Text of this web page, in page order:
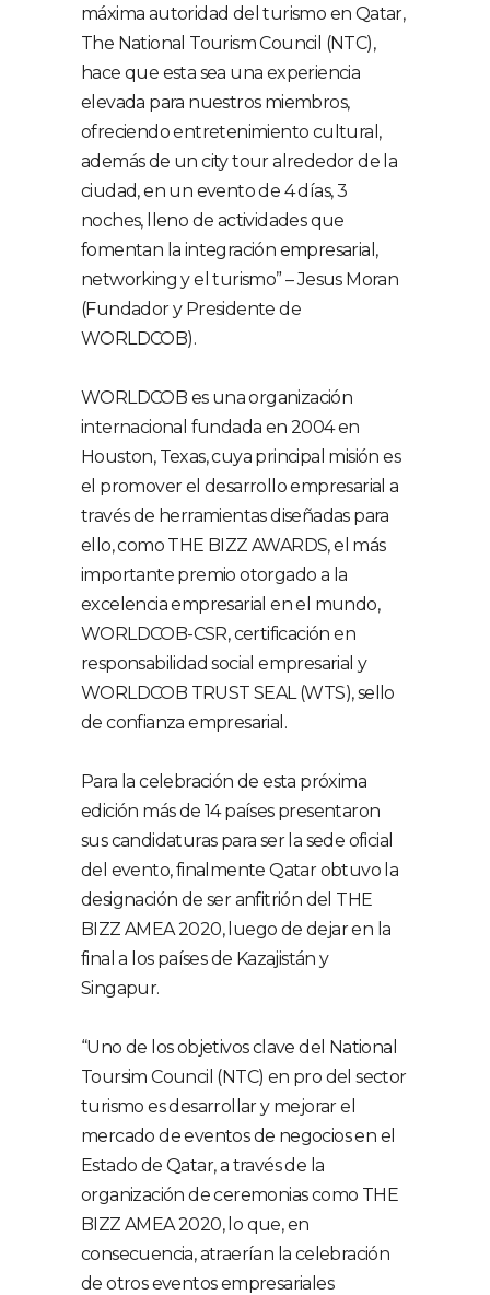
máxima autoridad del turismo en Qatar,
The National Tourism Council (NTC),
hace que esta sea una experiencia
elevada para nuestros miembros,
ofreciendo entretenimiento cultural,
además de un city tour alrededor de la
ciudad, en un evento de 4 días, 3
noches, lleno de actividades que
fomentan la integración empresarial,
networking y el turismo” – Jesus Moran
(Fundador y Presidente de
WORLDCOB).
WORLDCOB es una organización
internacional fundada en 2004 en
Houston, Texas, cuya principal misión es
el promover el desarrollo empresarial a
través de herramientas diseñadas para
ello, como THE BIZZ AWARDS, el más
importante premio otorgado a la
excelencia empresarial en el mundo,
WORLDCOB-CSR, certificación en
responsabilidad social empresarial y
WORLDCOB TRUST SEAL (WTS), sello
de confianza empresarial.
Para la celebración de esta próxima
edición más de 14 países presentaron
sus candidaturas para ser la sede oficial
del evento, finalmente Qatar obtuvo la
designación de ser anfitrión del THE
BIZZ AMEA 2020, luego de dejar en la
final a los países de Kazajistán y
Singapur.
“Uno de los objetivos clave del National
Toursim Council (NTC) en pro del sector
turismo es desarrollar y mejorar el
mercado de eventos de negocios en el
Estado de Qatar, a través de la
organización de ceremonias como THE
BIZZ AMEA 2020, lo que, en
consecuencia, atraerían la celebración
de otros eventos empresariales